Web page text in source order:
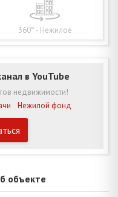
360° - Нежилое
в YouTube
недвижимости!
Нежилой фонд
объекте